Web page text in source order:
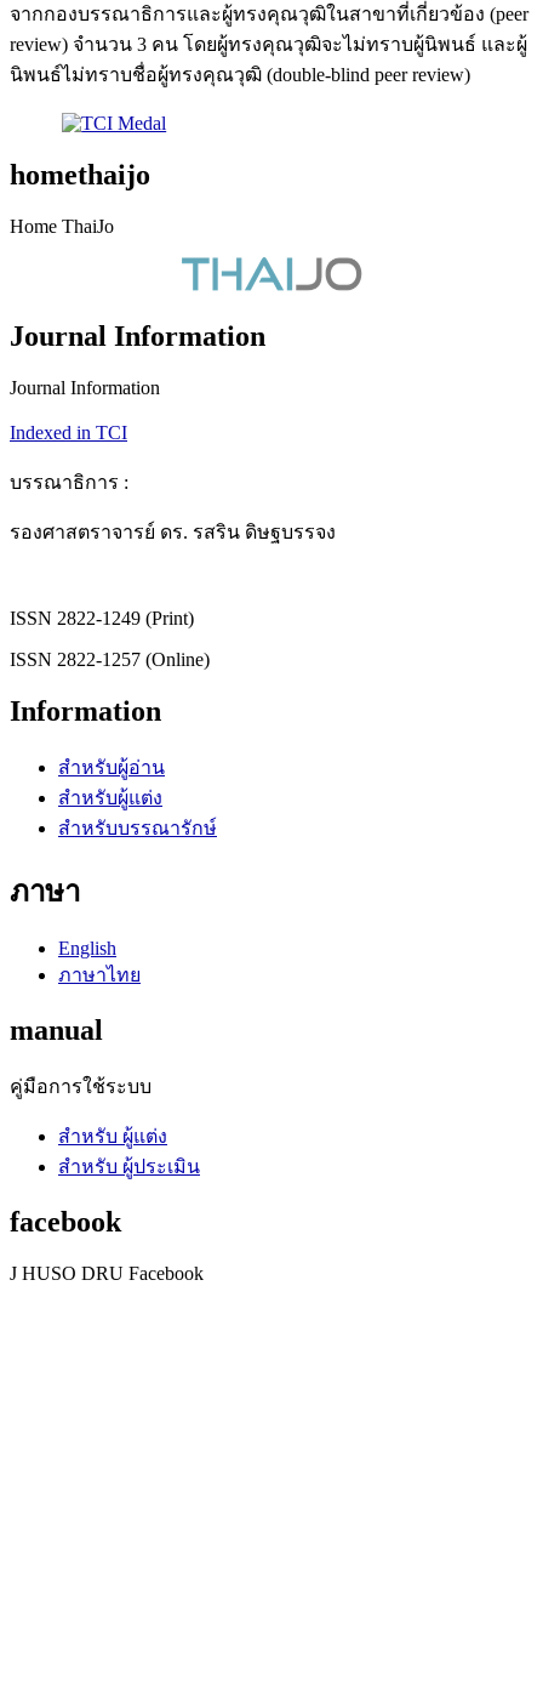
จากกองบรรณาธิการและผู้ทรงคุณวุฒิในสาขาที่เกี่ยวข้อง (peer
review) จำนวน 3 คน โดยผู้ทรงคุณวุฒิจะไม่ทราบผู้นิพนธ์ และผู้
นิพนธ์ไม่ทราบชื่อผู้ทรงคุณวุฒิ (double-blind peer review)
homethaijo
Home ThaiJo
Journal Information
Journal Information
Indexed in TCI
บรรณาธิการ :
รองศาสตราจารย์ ดร. รสริน ดิษฐบรรจง
ISSN 2822-1249 (Print)
ISSN 2822-1257 (Online)
Information
สำหรับผู้อ่าน
สำหรับผู้แต่ง
สำหรับบรรณารักษ์
ภาษา
English
ภาษาไทย
manual
คู่มือการใช้ระบบ
สำหรับ ผู้แต่ง
สำหรับ ผู้ประเมิน
facebook
J HUSO DRU Facebook